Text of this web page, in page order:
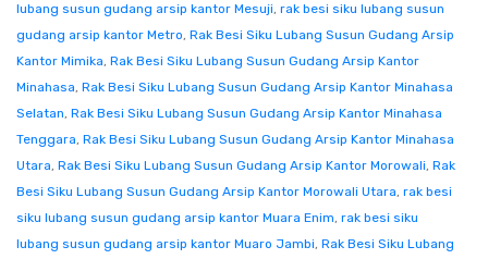
lubang susun gudang arsip kantor Mesuji, rak besi siku lubang susun
gudang arsip kantor Metro, Rak Besi Siku Lubang Susun Gudang Arsip
Kantor Mimika, Rak Besi Siku Lubang Susun Gudang Arsip Kantor
Minahasa, Rak Besi Siku Lubang Susun Gudang Arsip Kantor Minahasa
Selatan, Rak Besi Siku Lubang Susun Gudang Arsip Kantor Minahasa
Tenggara, Rak Besi Siku Lubang Susun Gudang Arsip Kantor Minahasa
Utara, Rak Besi Siku Lubang Susun Gudang Arsip Kantor Morowali, Rak
Besi Siku Lubang Susun Gudang Arsip Kantor Morowali Utara, rak besi
siku lubang susun gudang arsip kantor Muara Enim, rak besi siku
lubang susun gudang arsip kantor Muaro Jambi, Rak Besi Siku Lubang